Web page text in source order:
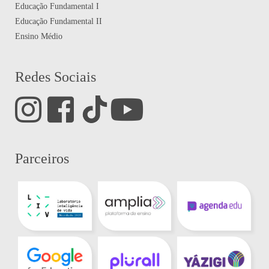
Educação Fundamental I
Educação Fundamental II
Ensino Médio
Redes Sociais
Parceiros